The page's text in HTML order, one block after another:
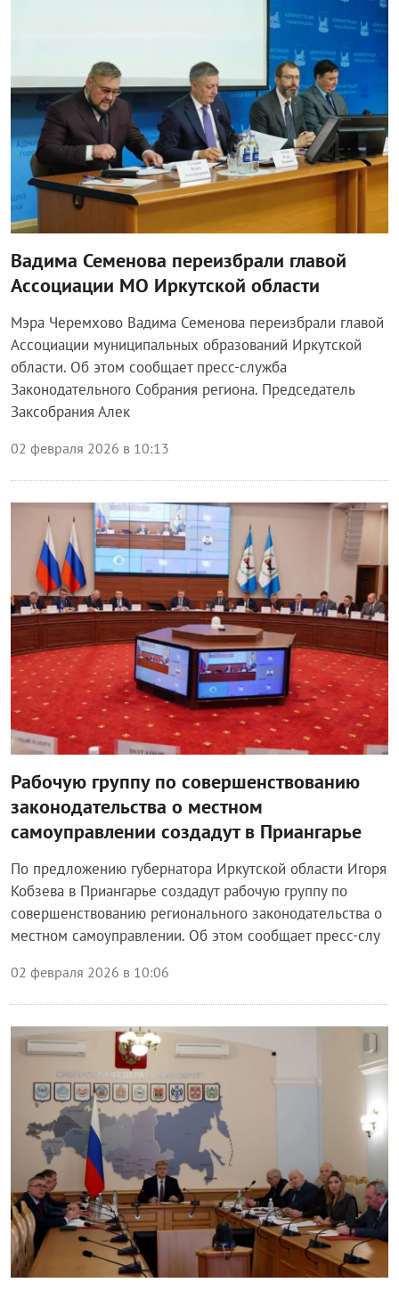
Вадима Семенова переизбрали главой
Ассоциации МО Иркутской области
Мэра Черемхово Вадима Семенова переизбрали главой
Ассоциации муниципальных образований Иркутской
области. Об этом сообщает пресс-служба
Законодательного Собрания региона. Председатель
Заксобрания Алек
02 февраля 2026 в 10:13
Власть
Рабочую группу по совершенствованию
законодательства о местном
самоуправлении создадут в Приангарье
По предложению губернатора Иркутской области Игоря
Кобзева в Приангарье создадут рабочую группу по
совершенствованию регионального законодательства о
местном самоуправлении. Об этом сообщает пресс-слу
02 февраля 2026 в 10:06
Власть